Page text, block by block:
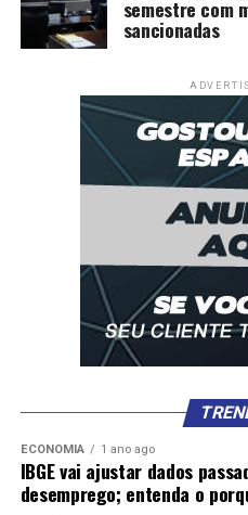
semestre com
sancionadas
ECONOMIA 1 ano ago
IBGE vai ajustar dados
desemprego; entenda o